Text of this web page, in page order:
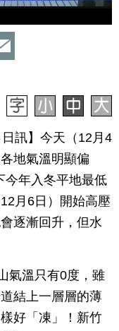
訊】今天（12月4
地氣溫明顯偏
今年入冬平地最低
月6日）開始高壓
逐漸回升，但水
氣溫只有0度，雖
結上一層層的薄
好「凍」！新竹